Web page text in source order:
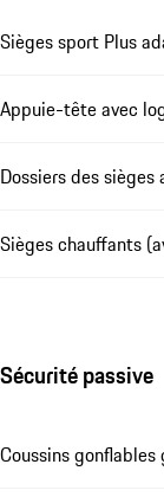
Sièges sport Plus
Appuie-tête avec
Dossiers des
Sièges chauffants
Sécurité passive
Coussins